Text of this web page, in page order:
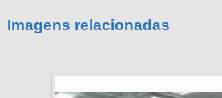
Imagens relacionadas